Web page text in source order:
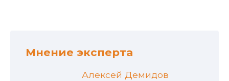
Мнение эксперта
Алексей Демидов